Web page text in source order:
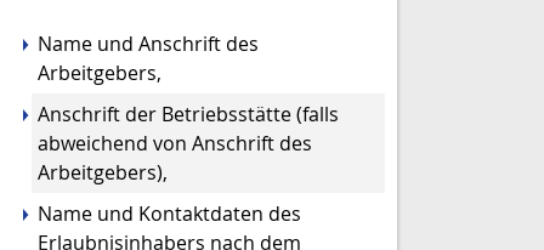
Name und Anschrift des
Arbeitgebers,
Anschrift der Betriebsstätte (falls
abweichend von Anschrift des
Arbeitgebers),
Name und Kontaktdaten des
Erlaubnisinhabers nach dem